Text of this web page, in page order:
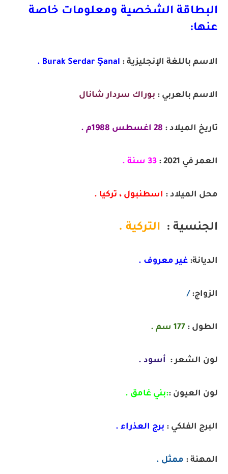
البطاقة الشخصية ومعلومات خاصة
عنها:
الاسم باللغة الإنجليزية : Burak Serdar Şanal .
الاسم بالعربي : بوراك سردار شانال
تاريخ الميلاد : 28 اغسطس 1988م .
العمر في 2021 : 33 سنة .
محل الميلاد : اسطنبول ، تركيا .
الجنسية : التركية .
الديانة: غير معروف .
الزواج: /
الطول : 177 سم .
لون الشعر : أسود .
لون العيون ::بني غامق .
البرج الفلكي : برج العذراء .
المهنة : ممثل .